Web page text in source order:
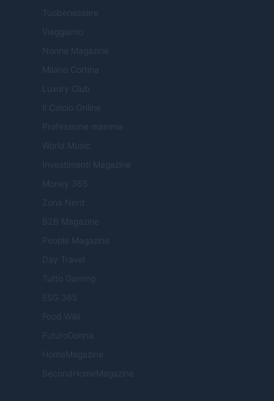
Tuobenessere
Viaggiamo
Nonne Magazine
Milano Cortina
Luxury Club
Il Calcio Online
Professione mamma
World Music
Investimenti Magazine
Money 365
Zona Nerd
B2B Magazine
People Magazine
Day Travel
Tutto Gaming
ESG 365
Food Wiki
FuturoDonna
HomeMagazine
SecondHomeMagazine